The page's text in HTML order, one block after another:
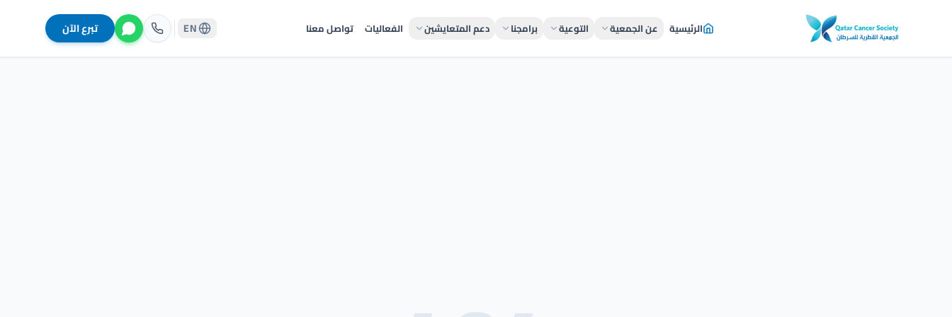
الرئيسية عن الجمعية التوعية برامجنا دعم المتعايشين الفعاليات تواصل معنا EN تبرع الآن